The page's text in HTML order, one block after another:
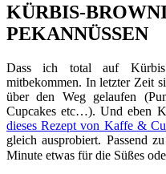
KÜRBIS-
PEKANNÜSSEN
Dass ich total auf
mitbekommen. In letzter Zeit
über den Weg gelaufen
Cupcakes etc…). Und eben
dieses Rezept von Kaffe &
gleich ausprobiert. Passend
Minute etwas für die Süßes